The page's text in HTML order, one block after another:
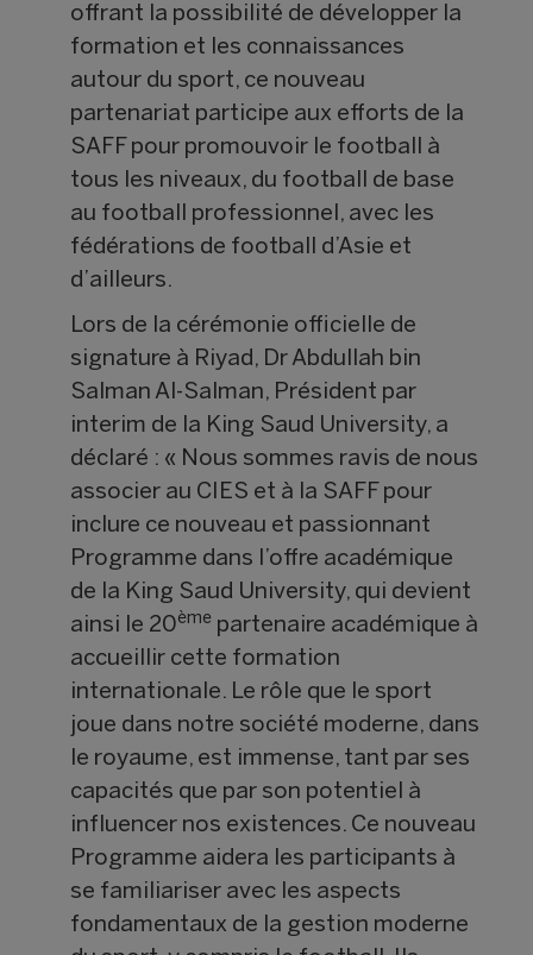
offrant la possibilité de développer la
formation et les connaissances
autour du sport, ce nouveau
partenariat participe aux efforts de la
SAFF pour promouvoir le football à
tous les niveaux, du football de base
au football professionnel, avec les
fédérations de football d’Asie et
d’ailleurs.
Lors de la cérémonie officielle de
signature à Riyad, Dr Abdullah bin
Salman Al-Salman, Président par
interim de la King Saud University, a
déclaré : « Nous sommes ravis de nous
associer au CIES et à la SAFF pour
inclure ce nouveau et passionnant
Programme dans l’offre académique
de la King Saud University, qui devient
ainsi le 20ème partenaire académique à
accueillir cette formation
internationale. Le rôle que le sport
joue dans notre société moderne, dans
le royaume, est immense, tant par ses
capacités que par son potentiel à
influencer nos existences. Ce nouveau
Programme aidera les participants à
se familiariser avec les aspects
fondamentaux de la gestion moderne